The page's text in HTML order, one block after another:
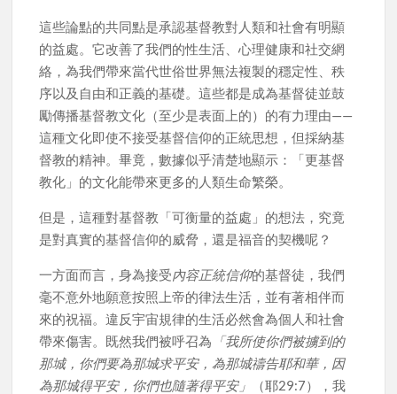
這些論點的共同點是承認基督教對人類和社會有明顯
的益處。它改善了我們的性生活、心理健康和社交網
絡，為我們帶來當代世俗世界無法複製的穩定性、秩
序以及自由和正義的基礎。這些都是成為基督徒並鼓
勵傳播基督教文化（至少是表面上的）的有力理由——
這種文化即使不接受基督信仰的正統思想，但採納基
督教的精神。畢竟，數據似乎清楚地顯示：「更基督
教化」的文化能帶來更多的人類生命繁榮。
但是，這種對基督教「可衡量的益處」的想法，究竟
是對真實的基督信仰的威脅，還是福音的契機呢？
一方面而言，身為接受內容正統信仰的基督徒，我們
毫不意外地願意按照上帝的律法生活，並有著相伴而
來的祝福。違反宇宙規律的生活必然會為個人和社會
帶來傷害。既然我們被呼召為 「我所使你們被擄到的
那城，你們要為那城求平安，為那城禱告耶和華，因
為那城得平安，你們也隨著得平安」
（耶29:7），我